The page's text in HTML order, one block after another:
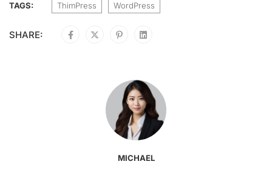
TAGS: ThimPress WordPress
SHARE:
MICHAEL